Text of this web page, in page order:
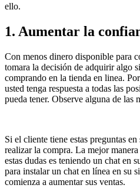
ello.
1. Aumentar la
Con menos dinero disponible para
tomara la decisión de adquirir algo
comprando en la tienda en linea.
usted tenga respuesta a todas las
pueda tener. Observe alguna de las
Si el cliente tiene estas preguntas
realizar la compra. La mejor
estas dudas es teniendo un chat en
para instalar un chat en línea en su
comienza a aumentar sus ventas.